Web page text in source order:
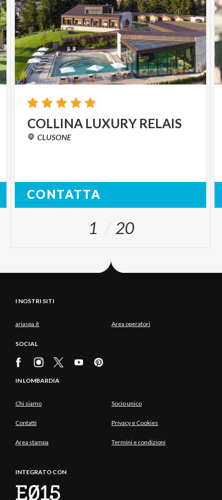
COLLINA LUXURY RELAIS
CLUSONE
CONTATTA
1 20
I NOSTRI SITI
ariaspa.it Area operatori
SOCIAL
IN LOMBARDIA
Chi siamo Socio unico
Contatti Privacy e Cookies
Area stampa Termini e condizioni
INTEGRATO CON